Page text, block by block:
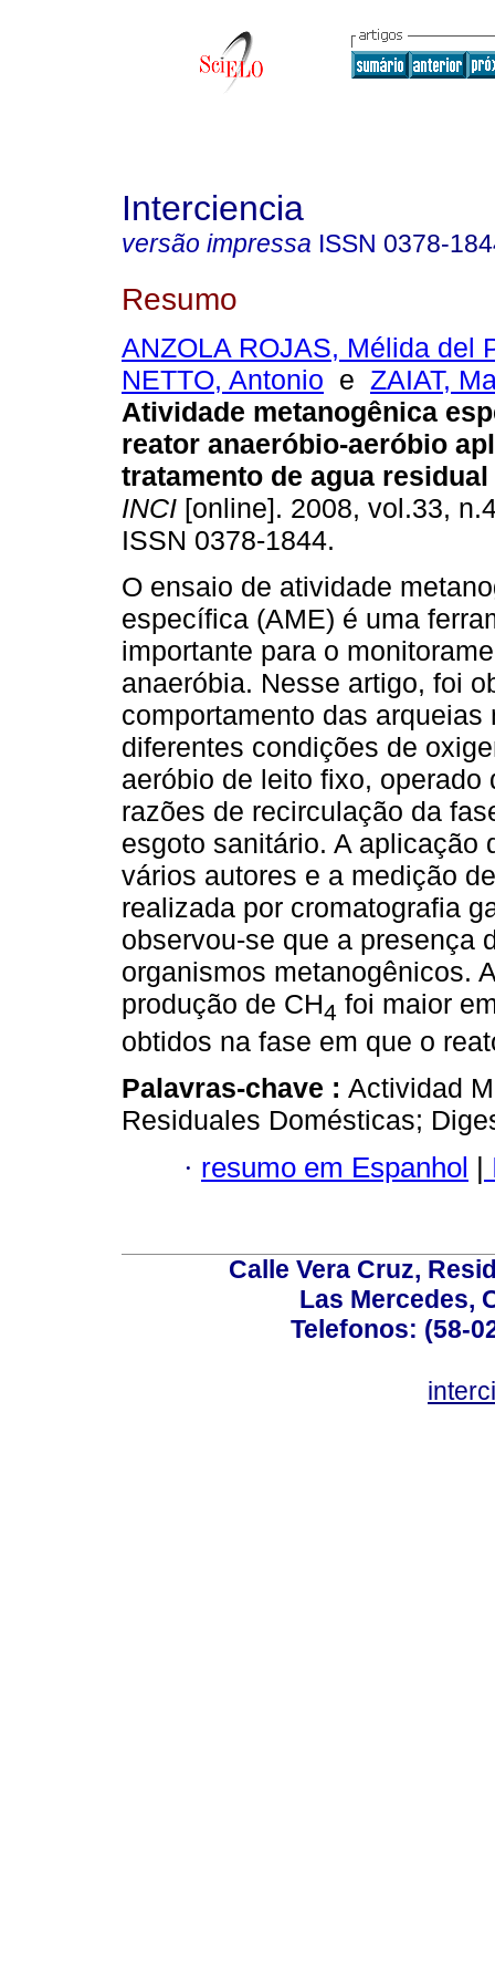
Interciencia
versão impressa ISSN 0378-
Resumo
ANZOLA ROJAS, Mélida del
NETTO, Antonio e ZAIAT,
Atividade metanogênica
reator anaeróbio-aeróbio
tratamento de agua
INCI [online]. 2008, vol.33,
ISSN 0378-1844.
O ensaio de atividade
específica (AME) é uma
importante para o
anaeróbia. Nesse artigo, foi
comportamento das
diferentes condições de
aeróbio de leito fixo,
razões de recirculação da
esgoto sanitário. A aplicação
vários autores e a medição
realizada por cromatografia
observou-se que a presença
organismos metanogênicos.
produção de CH4 foi maior
obtidos na fase em que o
Palavras-chave : Actividad
Residuales Domésticas;
· resumo em Espanhol |
Calle Vera Cruz,
Las Mercedes,
Telefonos: (58-